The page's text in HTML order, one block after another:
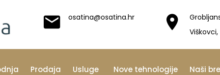
osatina@osatina.hr
Prodaja Usluge Nove tehnologije Naši